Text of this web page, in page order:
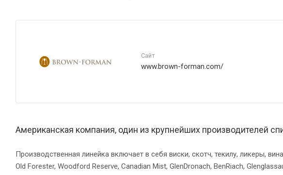
Сайт
www.brown-forman.com/
Американская компания, один из крупнейших производителей
Производственная линейка включает в себя виски, скотч, текилу, ликеры,
Old Forester, Woodford Reserve, Canadian Mist, GlenDronach, BenRiach,